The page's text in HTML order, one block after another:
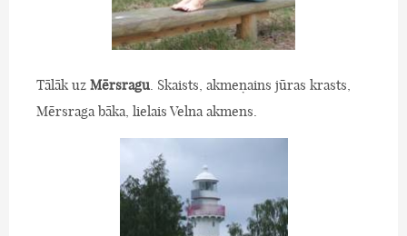
Tālāk uz Mērsragu . Skaists, akmeņains jūras krasts,
Mērsraga bāka, lielais Velna akmens.